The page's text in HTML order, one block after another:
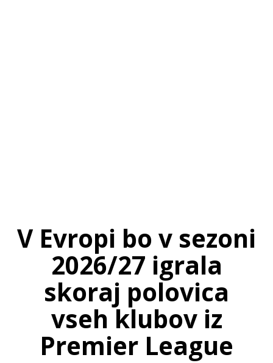
V Evropi bo v sezoni
2026/27 igrala
skoraj polovica
vseh klubov iz
Premier League